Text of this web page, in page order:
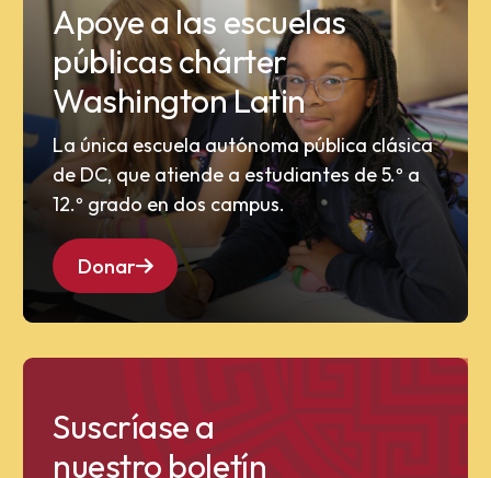
Apoye a las escuelas
públicas chárter
Washington Latin
La única escuela autónoma pública clásica
de DC, que atiende a estudiantes de 5.º a
12.º grado en dos campus.
Donar
Suscríase a
nuestro boletín